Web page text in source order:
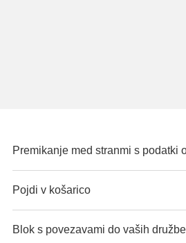
Premikanje med stranmi s podatki
Pojdi v košarico
Blok s povezavami do vaših